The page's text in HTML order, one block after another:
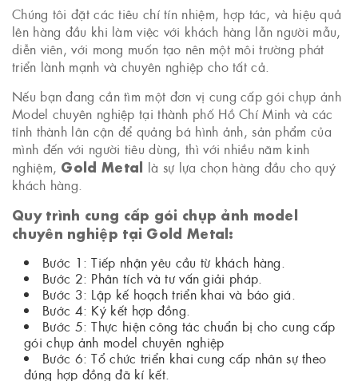
Chúng tôi đặt các tiêu chí tín nhiệm, hợp tác, và hiệu quả
lên hàng đầu khi làm việc với khách hàng lẫn người mẫu,
diễn viên, với mong muốn tạo nên một môi trường phát
triển lành mạnh và chuyên nghiệp cho tất cả.
Nếu bạn đang cần tìm một đơn vị cung cấp gói chụp ảnh
Model chuyên nghiệp tại thành phố Hồ Chí Minh và các
tỉnh thành lân cận để quảng bá hình ảnh, sản phẩm của
mình đến với người tiêu dùng, thì với nhiều năm kinh
nghiệm, Gold Metal là sự lựa chọn hàng đầu cho quý
khách hàng.
Quy trình cung cấp gói chụp ảnh model
chuyên nghiệp tại Gold Metal:
Bước 1: Tiếp nhận yêu cầu từ khách hàng.
Bước 2: Phân tích và tư vấn giải pháp.
Bước 3: Lập kế hoạch triển khai và báo giá.
Bước 4: Ký kết hợp đồng.
Bước 5: Thực hiện công tác chuẩn bị cho cung cấp
gói chụp ảnh model chuyên nghiệp
Bước 6: Tổ chức triển khai cung cấp nhân sự theo
đúng hợp đồng đã kí kết.